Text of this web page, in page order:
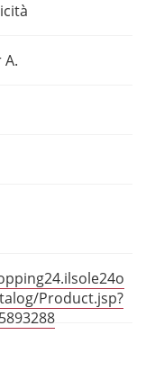
A.
Product.jsp?